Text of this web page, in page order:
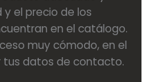
el precio de los
en el catálogo.
muy cómodo, en el
tus datos de contacto.